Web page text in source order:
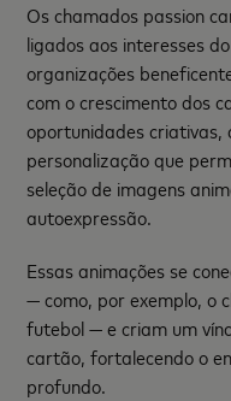
Os chamados passion
ligados aos interesses
organizações
com o crescimento dos
oportunidades
personalização que
seleção de imagens
autoexpressão.
Essas animações se
— como, por exemplo, o
futebol — e criam um
cartão, fortalecendo o
profundo.